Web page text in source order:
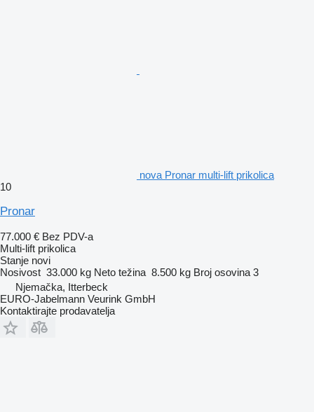
nova Pronar multi-lift prikolica
10
Pronar
77.000 € Bez PDV-a
Multi-lift prikolica
Stanje novi
Nosivost 33.000 kg Neto težina 8.500 kg Broj osovina 3
Njemačka, Itterbeck
EURO-Jabelmann Veurink GmbH
Kontaktirajte prodavatelja